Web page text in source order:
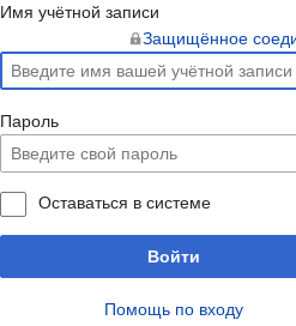
Перейти
навигации
Перейти
поиску
Имя учётной записи
Защищённое
Пароль
Оставаться в системе
Войти
Помощь по входу